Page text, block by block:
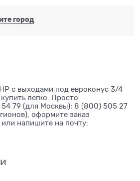
город
с выходами под евроконус 3/4
легко. Просто
79 (для Москвы); 8 (800) 505 27
оформите заказ
или напишите на почту: